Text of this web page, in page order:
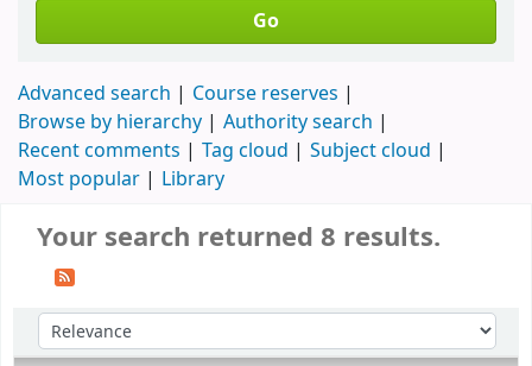
Go
Advanced search
Course reserves
Browse by hierarchy
Authority search
Recent comments
Tag cloud
Subject cloud
Most popular
Library
Your search returned 8 results.